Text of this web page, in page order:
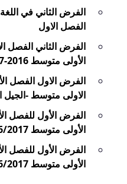
الفرض الثاني في
الفصل الاول
الفرض الثاني الفصل
الأولى متوسط 2016-2017
الفرض الاول الفصل
الاولى متوسط -الجيل
الفرض الأول للفصل
الأولى متوسط 2016/2017
الفرض الأول للفصل
الأولى متوسط 2016/2017